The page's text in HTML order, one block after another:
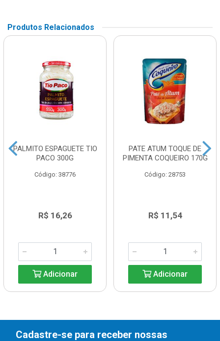
Produtos Relacionados
PALMITO ESPAGUETE TIO
PACO 300G
Código: 38776
R$ 16,26
Adicionar
PATE ATUM TOQUE DE
PIMENTA COQUEIRO 170G
Código: 28753
R$ 11,54
Adicionar
Cadastre-se para receber nossas